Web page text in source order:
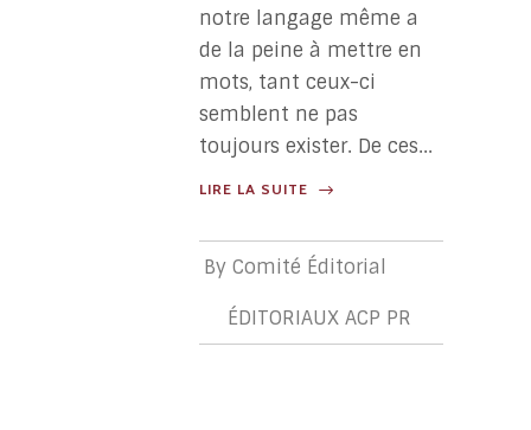
notre langage même a
de la peine à mettre en
mots, tant ceux-ci
semblent ne pas
toujours exister. De ces...
LIRE LA SUITE
By Comité Éditorial
ÉDITORIAUX ACP PR